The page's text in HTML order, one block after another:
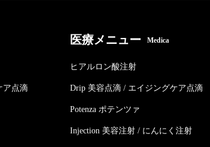
ア点滴
医療メニュー Medica
ヒアルロン酸注射
Drip 美容点滴 / エイジングケア点滴
Potenza ポテンツァ
Injection 美容注射 / にんにく注射